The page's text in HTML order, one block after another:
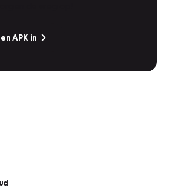
APK in